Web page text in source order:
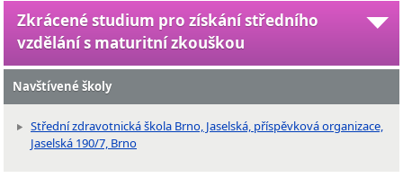
Zkrácené studium pro získání středního
vzdělání s maturitní zkouškou
Navštívené školy
Střední zdravotnická škola Brno, Jaselská, příspěvková organizace,
Jaselská 190/7, Brno